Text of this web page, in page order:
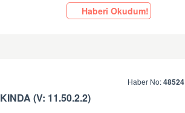
Haberi Okudum!
Haber No:48524
(V: 11.50.2.2)